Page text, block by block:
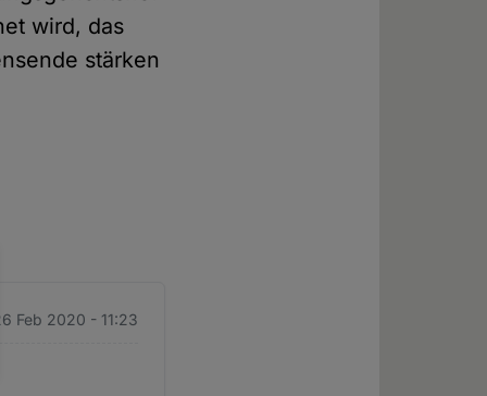
wird, das
stärken
Feb 2020 - 11:23